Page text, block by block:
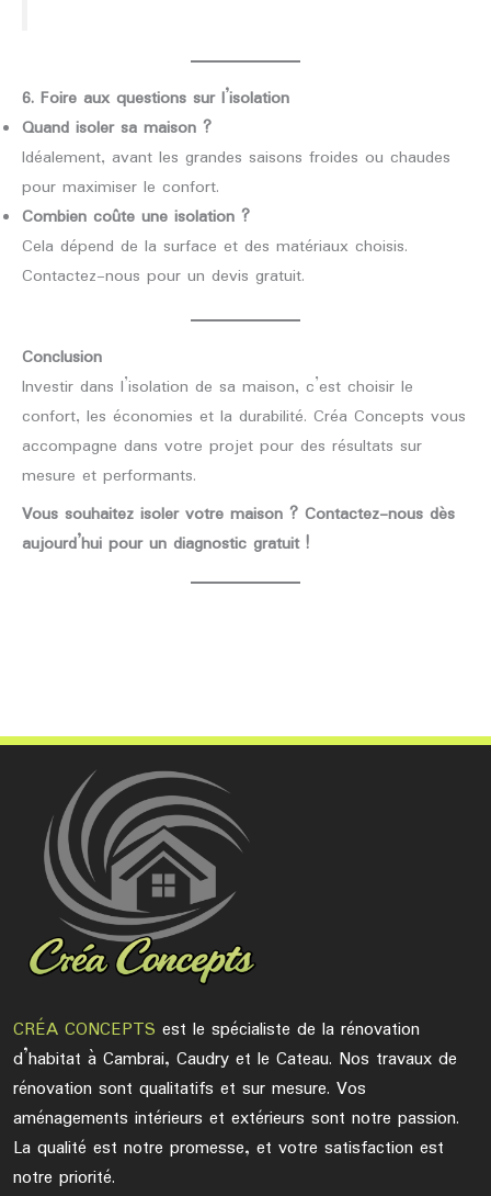
6. Foire aux questions sur l’isolation
Quand isoler sa maison ?
Idéalement, avant les grandes saisons froides ou chaudes
pour maximiser le confort.
Combien coûte une isolation ?
Cela dépend de la surface et des matériaux choisis.
Contactez-nous pour un devis gratuit.
Conclusion
Investir dans l’isolation de sa maison, c’est choisir le
confort, les économies et la durabilité. Créa Concepts vous
accompagne dans votre projet pour des résultats sur
mesure et performants.
Vous souhaitez isoler votre maison ? Contactez-nous dès
aujourd’hui pour un diagnostic gratuit !
CRÉA CONCEPTS est le spécialiste de la rénovation
d’habitat à Cambrai, Caudry et le Cateau. Nos travaux de
rénovation sont qualitatifs et sur mesure. Vos
aménagements intérieurs et extérieurs sont notre passion.
La qualité est notre promesse, et votre satisfaction est
notre priorité.